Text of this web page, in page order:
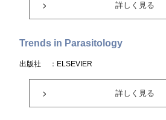
詳しく見る
Trends in Parasitology
出版社 ：ELSEVIER
詳しく見る